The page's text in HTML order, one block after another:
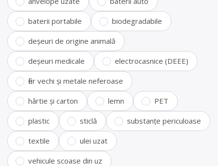
baterii portabile biodegradabile
deșeuri de origine animală
deșeuri medicale electrocasnice (DEEE)
fier vechi și metale neferoase
hârtie și carton lemn PET
plastic sticlă substanțe periculoase
textile ulei uzat
vehicule scoase din uz